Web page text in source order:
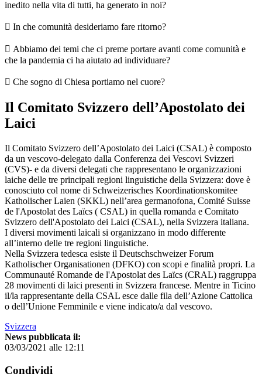
inedito nella vita di tutti, ha generato in noi?
 In che comunità desideriamo fare ritorno?
 Abbiamo dei temi che ci preme portare avanti come comunità e
che la pandemia ci ha aiutato ad individuare?
 Che sogno di Chiesa portiamo nel cuore?
Il Comitato Svizzero dell’Apostolato dei
Laici
Il Comitato Svizzero dell’Apostolato dei Laici (CSAL) è composto
da un vescovo-delegato dalla Conferenza dei Vescovi Svizzeri
(CVS)- e da diversi delegati che rappresentano le organizzazioni
laiche delle tre principali regioni linguistiche della Svizzera: dove è
conosciuto col nome di Schweizerisches Koordinationskomitee
Katholischer Laien (SKKL) nell’area germanofona, Comité Suisse
de l'Apostolat des Laïcs ( CSAL) in quella romanda e Comitato
Svizzero dell'Apostolato dei Laici (CSAL), nella Svizzera italiana.
I diversi movimenti laicali si organizzano in modo differente
all’interno delle tre regioni linguistiche.
Nella Svizzera tedesca esiste il Deutschschweizer Forum
Katholischer Organisationen (DFKO) con scopi e finalità propri. La
Communauté Romande de l'Apostolat des Laïcs (CRAL) raggruppa
28 movimenti di laici presenti in Svizzera francese. Mentre in Ticino
il/la rappresentante della CSAL esce dalle fila dell’Azione Cattolica
o dell’Unione Femminile e viene indicato/a dal vescovo.
Svizzera
News pubblicata il:
03/03/2021 alle 12:11
Condividi